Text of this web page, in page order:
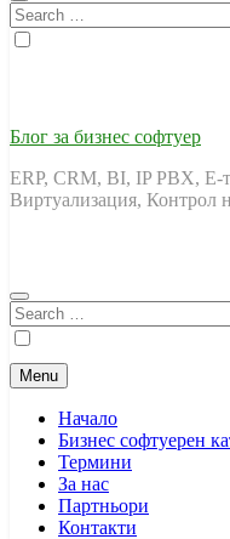
Search
for:
Блог за бизнес софтуер
ERP, CRM, BI, IP PBX, Е-
Виртуализация, Контрол
Search
for:
Menu
Начало
Бизнес софтуерен
Термини
За нас
Партньори
Контакти